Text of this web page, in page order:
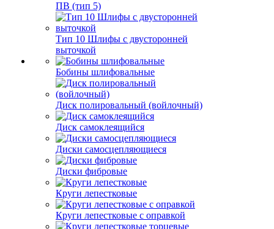
ПВ (тип 5)
Тип 10 Шлифы с двусторонней
выточкой
Бобины шлифовальные
Диск полировальный (войлочный)
Диск самоклеящийся
Диски самосцепляющиеся
Диски фибровые
Круги лепестковые
Круги лепестковые с оправкой